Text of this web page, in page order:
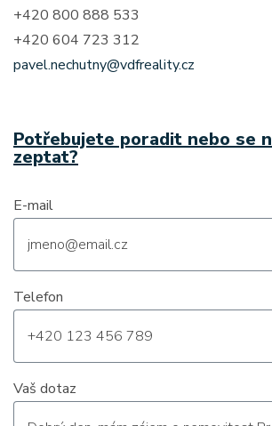
+420 800 888 533
+420 604 723 312
pavel.nechutny@vdfreality.cz
Potřebujete poradit nebo se
zeptat?
E-mail
Telefon
Vaš dotaz